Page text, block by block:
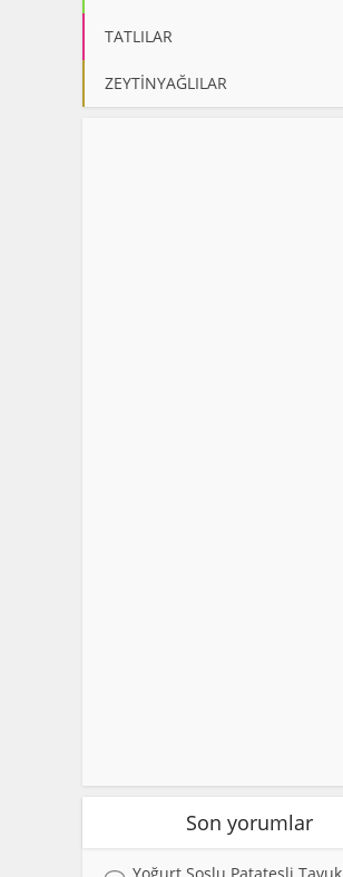
TATLILAR
ZEYTİNYAĞLILAR
Son yorumlar